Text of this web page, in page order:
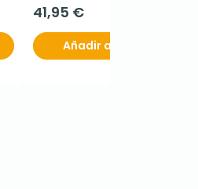
41,95 €
Añadir al carrito